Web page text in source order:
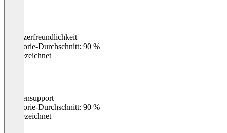
Benutzerfreundlichkeit
Kategorie-Durchschnitt: 90 %
Ausgezeichnet
Kundensupport
Kategorie-Durchschnitt: 90 %
Ausgezeichnet